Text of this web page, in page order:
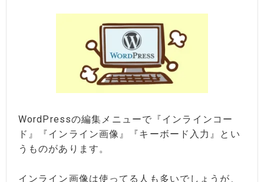
WordPressの編集メニューで『インラインコー
ド』『インライン画像』『キーボード入力』とい
うものがあります。
インライン画像は使ってる人も多いでしょうが、